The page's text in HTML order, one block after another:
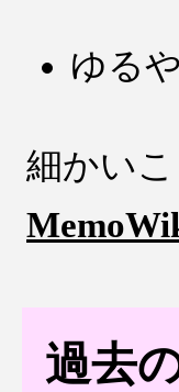
ゆる
細かい
過去